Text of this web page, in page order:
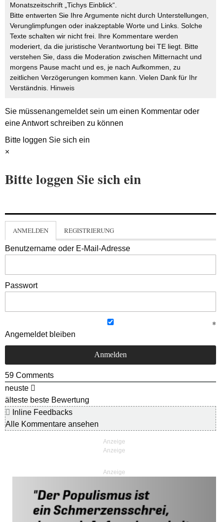
Monatszeitschrift „Tichys Einblick“.
Bitte entwerten Sie Ihre Argumente nicht durch Unterstellungen,
Verunglimpfungen oder inakzeptable Worte und Links. Solche
Texte schalten wir nicht frei. Ihre Kommentare werden
moderiert, da die juristische Verantwortung bei TE liegt. Bitte
verstehen Sie, dass die Moderation zwischen Mitternacht und
morgens Pause macht und es, je nach Aufkommen, zu
zeitlichen Verzögerungen kommen kann. Vielen Dank für Ihr
Verständnis. Hinweis
Sie müssenangemeldetsein um einen Kommentar oder
eine Antwort schreiben zu können
Bitte loggen Sie sich ein
×
Bitte loggen Sie sich ein
ANMELDEN REGISTRIERUNG
Benutzername oder E-Mail-Adresse
Passwort
Angemeldet bleiben
59 Comments
neuste
älteste beste Bewertung
Inline Feedbacks
Alle Kommentare ansehen
Anzeige